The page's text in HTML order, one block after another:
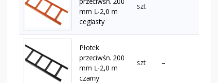
mm L-2,0 m
ceglasty
szt –
Płotek
przeciwśn. 200
mm L-2,0 m
czarny
szt –